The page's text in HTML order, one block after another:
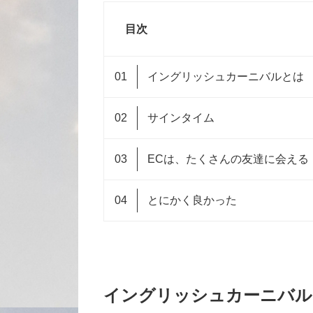
目次
イングリッシュカーニバルとは
サインタイム
ECは、たくさんの友達に会える
とにかく良かった
イングリッシュカーニバ